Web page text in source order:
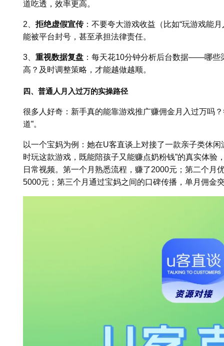
道吃透，效率更高。
2、 拒绝虚假宣传：不要夸大游戏收益（比如“玩游戏能
能被平台封号，甚至承担法律责任。
3、 重视数据复盘 ：每天花10分钟分析后台数据——哪些
高？及时调整策略，才能越做越顺。
四、普通人月入过万的实操路径
很多人好奇：新手真的能靠游戏推广赚佣金月入过万吗
道”。
以一个宝妈为例：她在U客直谈上对接了一款亲子类休
时玩这款游戏，既能陪孩子又能赚点奶粉钱”的真实体验
日常视频。第一个月熟悉流程，赚了2000元；第二个月
5000元；第三个月通过宝妈之间的口碑传播，单月佣金